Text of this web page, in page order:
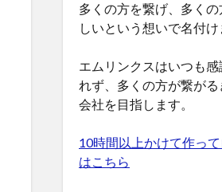
多くの方を繋げ、多く
しいという想いで名付け
エムリンクスはいつも
れず、多くの方が繋が
会社を目指します。
10時間以上かけて作っ
はこちら